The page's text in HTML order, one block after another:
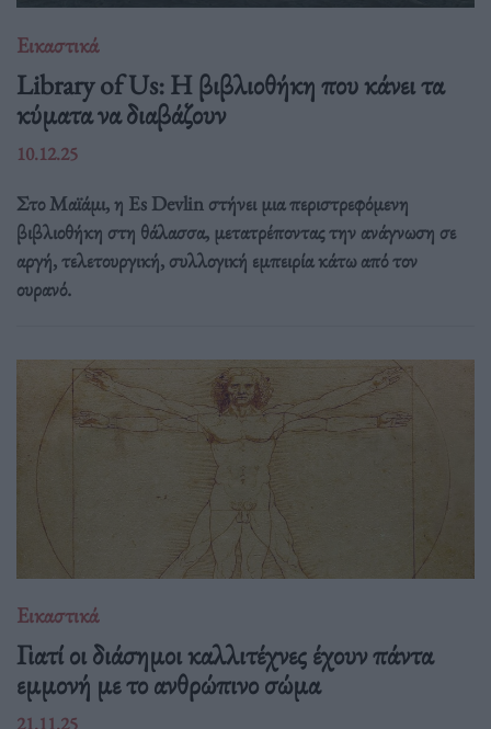
Εικαστικά
Library of Us: Η βιβλιοθήκη που κάνει τα
κύματα να διαβάζουν
10.12.25
Στο Μαϊάμι, η Es Devlin στήνει μια περιστρεφόμενη
βιβλιοθήκη στη θάλασσα, μετατρέποντας την ανάγνωση σε
αργή, τελετουργική, συλλογική εμπειρία κάτω από τον
ουρανό.
Εικαστικά
Γιατί οι διάσημοι καλλιτέχνες έχουν πάντα
εμμονή με το ανθρώπινο σώμα
21.11.25